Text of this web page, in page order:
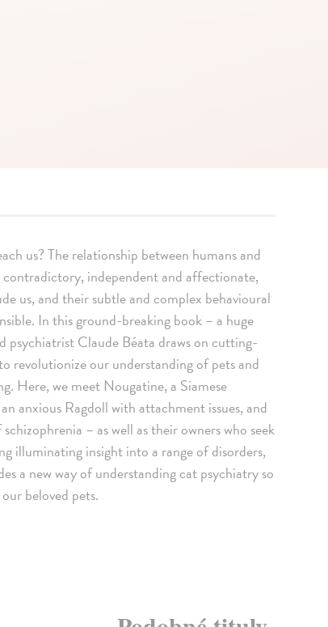
us? The relationship between humans and
contradictory, independent and affectionate,
us, and their subtle and complex behavioural
In this ground-breaking book – a huge
psychiatrist Claude Béata draws on cutting-
revolutionize our understanding of pets and
Here, we meet Nougatine, a Siamese
anxious Ragdoll with attachment issues, and
– as well as their owners who seek
illuminating insight into a range of disorders,
a new way of understanding cat psychiatry so
beloved pets.